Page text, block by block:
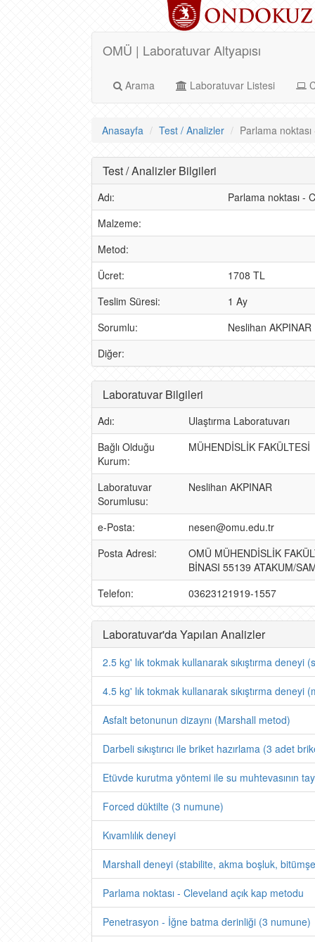
OMÜ | Laboratuvar Altyapısı
Arama Laboratuvar Listesi
Anasayfa Test / Analizler Parlama
Test / Analizler Bilgileri
Adı:
Parlama noktası -
Malzeme:
Metod:
Ücret:
1708 TL
Teslim Süresi:
1 Ay
Sorumlu:
Neslihan AKPINAR
Diğer:
Laboratuvar Bilgileri
Adı:
Ulaştırma Laboratuvarı
Bağlı Olduğu
Kurum:
MÜHENDİSLİK FAKÜLTESİ
Laboratuvar
Sorumlusu:
Neslihan AKPINAR
e-Posta:
nesen@omu.edu.tr
Posta Adresi:
OMÜ MÜHENDİSLİK
BİNASI 55139 ATAKUM/
Telefon:
03623121919-1557
Laboratuvar'da Yapılan Analizler
2.5 kg' lık tokmak kullanarak sıkıştırma deneyi
4.5 kg' lık tokmak kullanarak sıkıştırma deneyi
Asfalt betonunun dizaynı (Marshall metod)
Darbeli sıkıştırıcı ile briket hazırlama (3 adet
Etüvde kurutma yöntemi ile su muhtevasının
Forced düktilte (3 numune)
Kıvamlılık deneyi
Marshall deneyi (stabilite, akma boşluk,
Parlama noktası - Cleveland açık kap metodu
Penetrasyon - İğne batma derinliği (3 numune)